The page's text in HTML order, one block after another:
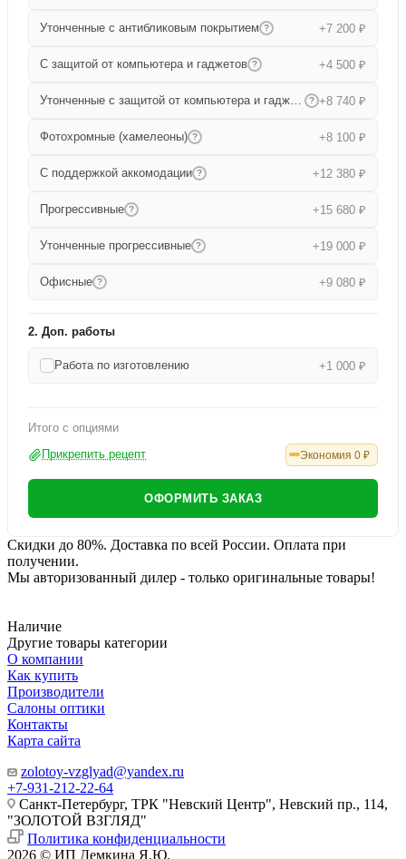
Утонченные с антибликовым покрытием ? +7 200 ₽
С защитой от компьютера и гаджетов ? +4 500 ₽
Утонченные с защитой от компьютера и гаджетов ? +8 740 ₽
Фотохромные (хамелеоны) ? +8 100 ₽
С поддержкой аккомодации ? +12 380 ₽
Прогрессивные ? +15 680 ₽
Утонченные прогрессивные ? +19 000 ₽
Офисные ? +9 080 ₽
2. Доп. работы
Работа по изготовлению +1 000 ₽
Итого с опциями
Прикрепить рецепт Экономия 0 ₽
ОФОРМИТЬ ЗАКАЗ
Скидки до 80%. Доставка по всей России. Оплата при
получении.
Мы авторизованный дилер - только оригинальные товары!
Наличие
Другие товары категории
О компании
Как купить
Производители
Салоны оптики
Контакты
Карта сайта
zolotoy-vzglyad@yandex.ru
+7-931-212-22-64
Санкт-Петербург, ТРК "Невский Центр", Невский пр., 114,
"ЗОЛОТОЙ ВЗГЛЯД"
Политика конфиденциальности
2026 © ИП Демкина Я.Ю.